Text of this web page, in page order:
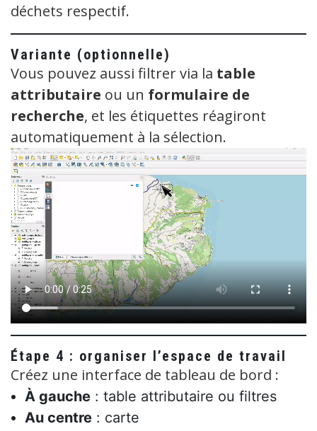
déchets respectif.
Variante (optionnelle)
Vous pouvez aussi filtrer via la table
attributaire ou un formulaire de
recherche, et les étiquettes réagiront
automatiquement à la sélection.
Étape 4 : organiser l’espace de travail
Créez une interface de tableau de bord :
À gauche : table attributaire ou filtres
Au centre : carte